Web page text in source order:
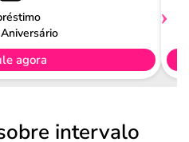
agora
intervalo